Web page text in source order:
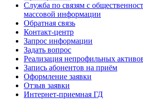
Служба по связям с
массовой информации
Обратная связь
Контакт-центр
Запрос информации
Задать вопрос
Реализация непрофильных
Запись абонентов на приём
Оформление заявки
Отзыв заявки
Интернет-приемная ГД